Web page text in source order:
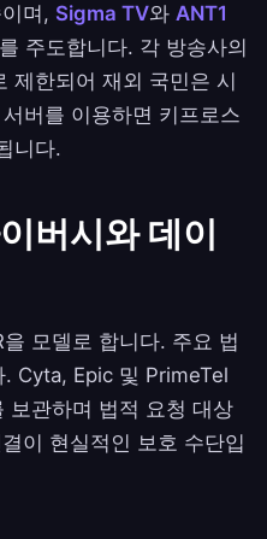
며, Sigma TV와 ANT1
주도합니다. 각 방송사의
제한되어 재외 국민은 시
버를 이용하면 키프로스
니다.
버시와 데이
모델로 합니다. 주요 법
Cyta, Epic 및 PrimeTel
보관하며 법적 요청 대상
이 현실적인 보호 수단입